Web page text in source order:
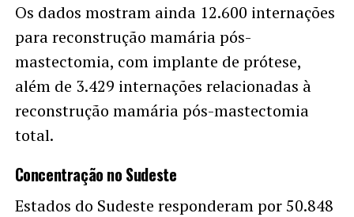
Os dados mostram ainda 12.600 internações
para reconstrução mamária pós-
mastectomia, com implante de prótese,
além de 3.429 internações relacionadas à
reconstrução mamária pós-mastectomia
total.
Concentração no Sudeste
Estados do Sudeste responderam por 50.848